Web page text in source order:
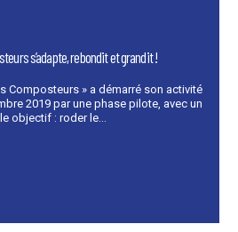
s’adapte, rebondit et grandit !
Composteurs » a démarré son activité
2019 par une phase pilote, avec un
objectif : roder le...